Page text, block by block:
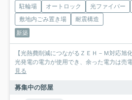
駐輪場 オートロック 光ファイバー
敷地内ごみ置き場
耐震構造
新築
【光熱費削減につながるＺＥＨ－Ｍ対応
光発電の電力が使用でき、余った電力は売
見る
募集中の部屋